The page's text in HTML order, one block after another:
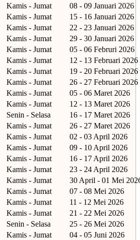
Kamis - Jumat
08 - 09 Januari 2026
Kamis - Jumat
15 - 16 Januari 2026
Kamis - Jumat
22 - 23 Januari 2026
Kamis - Jumat
29 - 30 Januari 2026
Kamis - Jumat
05 - 06 Februri 2026
Kamis - Jumat
12 - 13 Februari 2026
Kamis - Jumat
19 - 20 Februari 2026
Kamis - Jumat
26 - 27 Februari 2026
Kamis - Jumat
05 - 06 Maret 2026
Kamis - Jumat
12 - 13 Maret 2026
Senin - Selasa
16 - 17 Maret 2026
Kamis - Jumat
26 - 27 Maret 2026
Kamis - Jumat
02 - 03 April 2026
Kamis - Jumat
09 - 10 April 2026
Kamis - Jumat
16 - 17 April 2026
Kamis - Jumat
23 - 24 April 2026
Kamis - Jumat
30 April - 01 Mei
Kamis - Jumat
07 - 08 Mei 2026
Kamis - Jumat
11 - 12 Mei 2026
Kamis - Jumat
21 - 22 Mei 2026
Senin - Selasa
25 - 26 Mei 2026
Kamis - Jumat
04 - 05 Juni 2026